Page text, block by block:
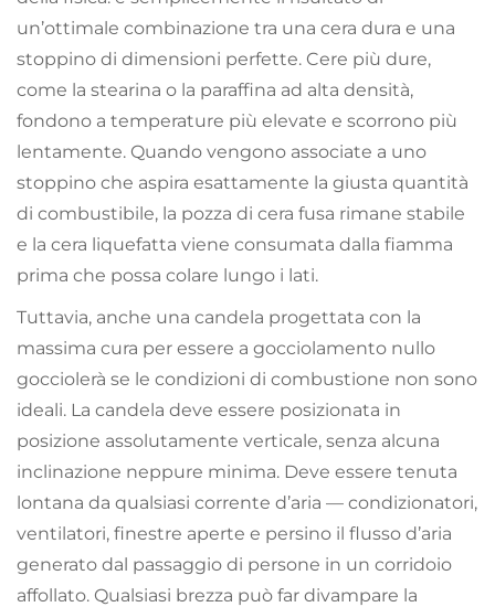
un’ottimale combinazione tra una cera dura e una
stoppino di dimensioni perfette. Cere più dure,
come la stearina o la paraffina ad alta densità,
fondono a temperature più elevate e scorrono più
lentamente. Quando vengono associate a uno
stoppino che aspira esattamente la giusta quantità
di combustibile, la pozza di cera fusa rimane stabile
e la cera liquefatta viene consumata dalla fiamma
prima che possa colare lungo i lati.
Tuttavia, anche una candela progettata con la
massima cura per essere a gocciolamento nullo
gocciolerà se le condizioni di combustione non sono
ideali. La candela deve essere posizionata in
posizione assolutamente verticale, senza alcuna
inclinazione neppure minima. Deve essere tenuta
lontana da qualsiasi corrente d’aria — condizionatori,
ventilatori, finestre aperte e persino il flusso d’aria
generato dal passaggio di persone in un corridoio
affollato. Qualsiasi brezza può far divampare la